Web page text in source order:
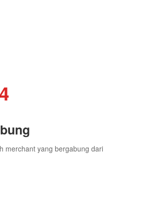
merchant yang bergabung dari